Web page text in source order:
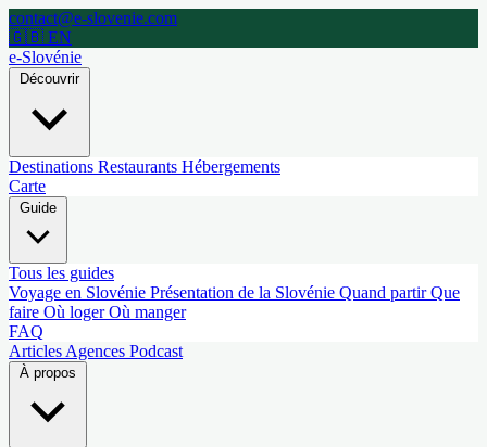
contact@e-slovenie.com
🇬🇧 EN
e-Slovénie
Découvrir
Destinations Restaurants Hébergements
Carte
Tous les guides
Voyage en Slovénie Présentation de la Slovénie Quand partirQue
faire Où logerOù manger
FAQ
Articles Agences Podcast